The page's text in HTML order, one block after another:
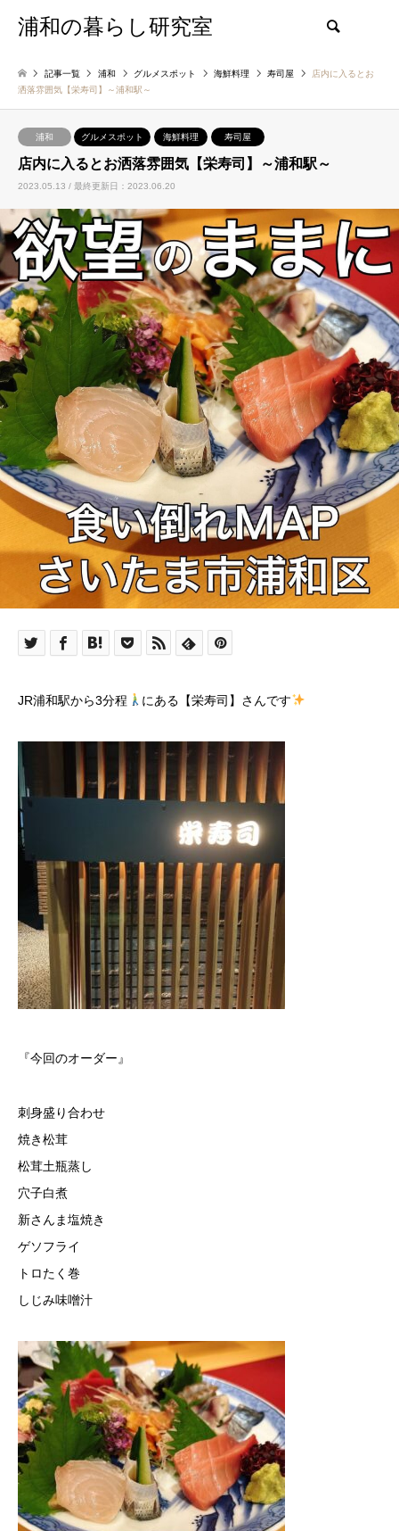
浦和の暮らし研究室
記事一覧 浦和 グルメスポット 海鮮料理 寿司屋
店内に入るとお
洒落雰囲気【栄寿司】～浦和駅～
浦和 グルメスポット 海鮮料理 寿司屋
店内に入るとお洒落雰囲気【栄寿司】～浦和駅～
2023.05.13 / 最終更新日：2023.06.20
JR浦和駅から3分程 にある【栄寿司】さんです
『今回のオーダー』
刺身盛り合わせ
焼き松茸
松茸土瓶蒸し
穴子白煮
新さんま塩焼き
ゲソフライ
トロたく巻
しじみ味噌汁